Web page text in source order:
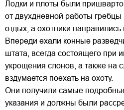
Лодки и плоты были
от двухдневной работы
отдых, а охотники направились
Впереди ехали конные
штата, всегда состоящего при
укрощения слонов, а также на
вздумается поехать на охоту.
Они получили самые
указания и должны были